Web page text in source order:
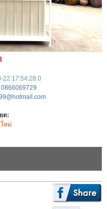
22 17:54:28.0
0866069729
ด:
หม่